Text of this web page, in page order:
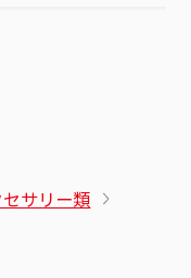
サリー類